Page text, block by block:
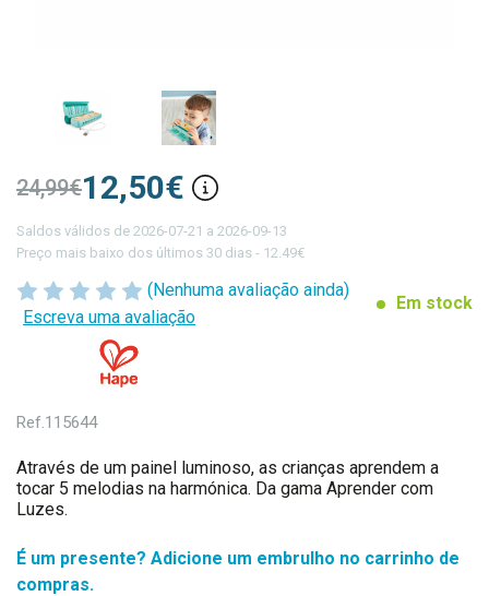
(Nenhuma avaliação ainda)
Escreva uma avaliação
Em stock
12,50€
24,99€
Saldos válidos de 2026-07-21 a 2026-09-13
Preço mais baixo dos últimos 30 dias - 12.49€
Ref.115644
Através de um painel luminoso, as crianças aprendem a
tocar 5 melodias na harmónica. Da gama Aprender com
Luzes.
É um presente? Adicione um embrulho no carrinho de
compras.